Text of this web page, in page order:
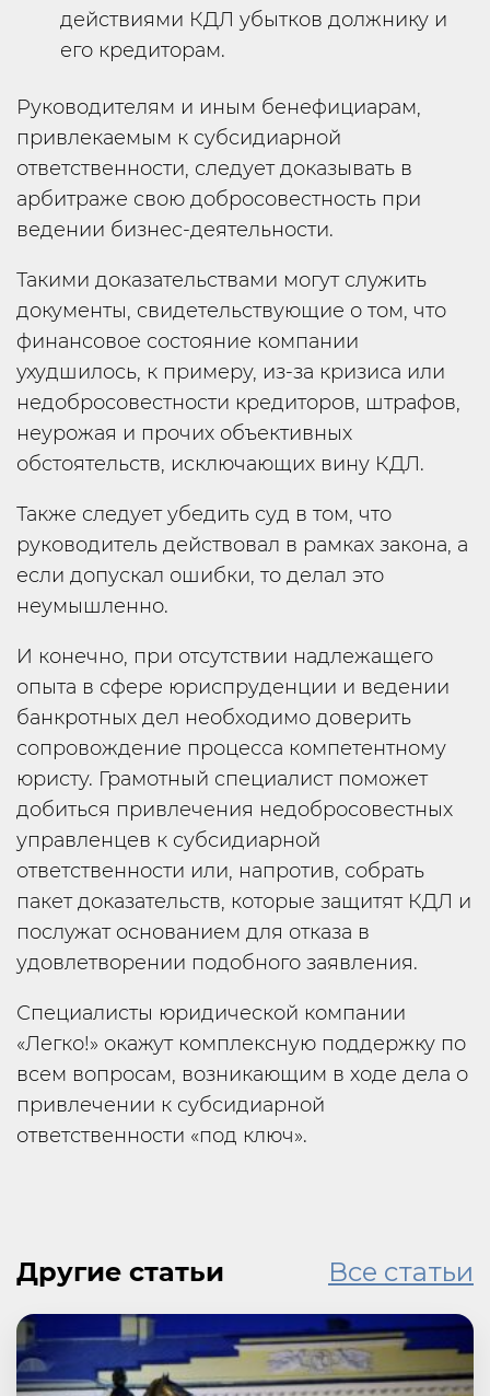
действиями КДЛ убытков должнику и
его кредиторам.
Руководителям и иным бенефициарам,
привлекаемым к субсидиарной
ответственности, следует доказывать в
арбитраже свою добросовестность при
ведении бизнес-деятельности.
Такими доказательствами могут служить
документы, свидетельствующие о том, что
финансовое состояние компании
ухудшилось, к примеру, из-за кризиса или
недобросовестности кредиторов, штрафов,
неурожая и прочих объективных
обстоятельств, исключающих вину КДЛ.
Также следует убедить суд в том, что
руководитель действовал в рамках закона, а
если допускал ошибки, то делал это
неумышленно.
И конечно, при отсутствии надлежащего
опыта в сфере юриспруденции и ведении
банкротных дел необходимо доверить
сопровождение процесса компетентному
юристу. Грамотный специалист поможет
добиться привлечения недобросовестных
управленцев к субсидиарной
ответственности или, напротив, собрать
пакет доказательств, которые защитят КДЛ и
послужат основанием для отказа в
удовлетворении подобного заявления.
Специалисты юридической компании
«Легко!» окажут комплексную поддержку по
всем вопросам, возникающим в ходе дела о
привлечении к субсидиарной
ответственности «под ключ».
Другие статьи Все статьи